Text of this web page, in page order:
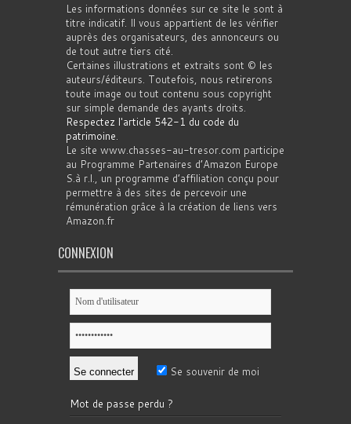
Les informations données sur ce site le sont à
titre indicatif. Il vous appartient de les vérifier
auprès des organisateurs, des annonceurs ou
de tout autre tiers cité.
Certaines illustrations et extraits sont © les
auteurs/éditeurs. Toutefois, nous retirerons
toute image ou tout contenu sous copyright
sur simple demande des ayants droits.
Respectez l'article 542-1 du code du
patrimoine.
Le site www.chasses-au-tresor.com participe
au Programme Partenaires d’Amazon Europe
S.à r.l., un programme d’affiliation conçu pour
permettre à des sites de percevoir une
rémunération grâce à la création de liens vers
Amazon.fr
CONNEXION
Se souvenir de moi
Mot de passe perdu ?